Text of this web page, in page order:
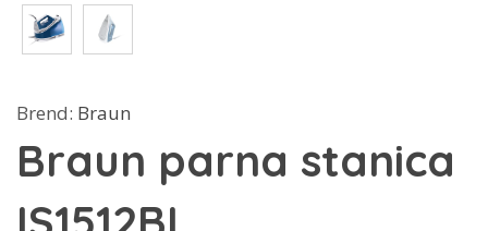
Brend: Braun
Braun parna stanica